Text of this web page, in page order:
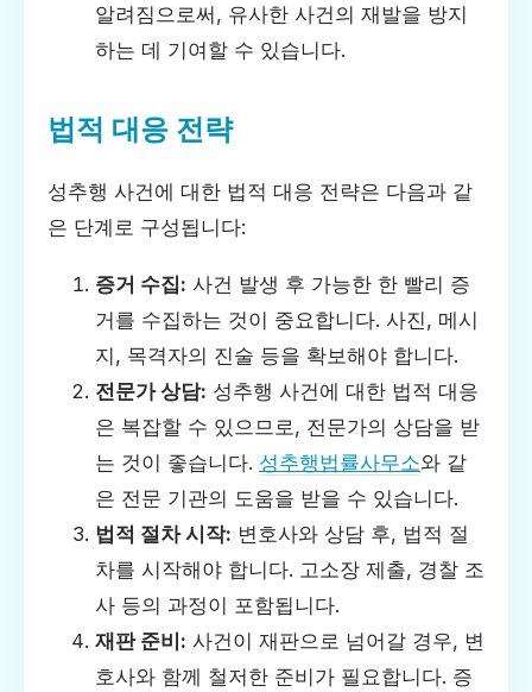
알려짐으로써, 유사한 사건의 재발을 방지
하는 데 기여할 수 있습니다.
법적 대응 전략
성추행 사건에 대한 법적 대응 전략은 다음과 같
은 단계로 구성됩니다:
증거 수집: 사건 발생 후 가능한 한 빨리 증
거를 수집하는 것이 중요합니다. 사진, 메시
지, 목격자의 진술 등을 확보해야 합니다.
전문가 상담: 성추행 사건에 대한 법적 대응
은 복잡할 수 있으므로, 전문가의 상담을 받
는 것이 좋습니다. 성추행법률사무소와 같
은 전문 기관의 도움을 받을 수 있습니다.
법적 절차 시작: 변호사와 상담 후, 법적 절
차를 시작해야 합니다. 고소장 제출, 경찰 조
사 등의 과정이 포함됩니다.
재판 준비: 사건이 재판으로 넘어갈 경우, 변
호사와 함께 철저한 준비가 필요합니다. 증